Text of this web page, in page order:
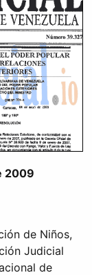
2009
de Niños,
Judicial
de